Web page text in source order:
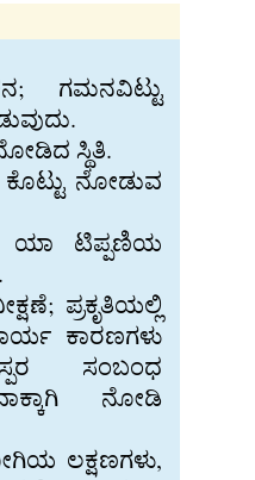
ಗಮನವಿಟ್ಟು
ಸ್ಥಿತಿ.
ನೋಡುವ
ಯಾ ಟಿಪ್ಪಣಿಯ
ಪ್ರಕೃತಿಯಲ್ಲಿ
ಕಾರಣಗಳು
ಸಂಬಂಧ
ನೋಡಿ
ಲಕ್ಷಣಗಳು,